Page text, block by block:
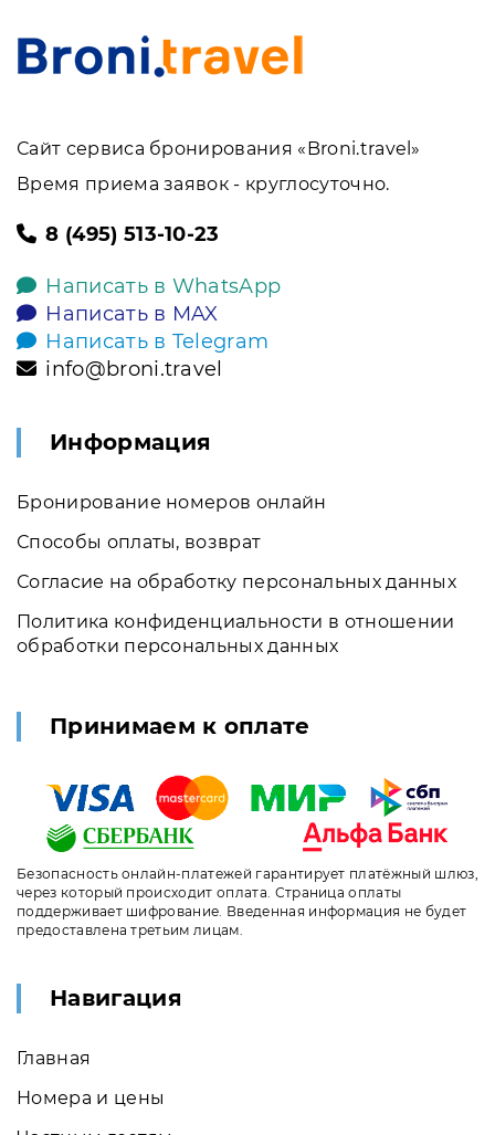
Сайт сервиса бронирования «Broni.travel»
Время приема заявок - круглосуточно.
8 (495) 513-10-23
Написать в WhatsApp
Написать в MAX
Написать в Telegram
info@broni.travel
Информация
Бронирование номеров онлайн
Способы оплаты, возврат
Согласие на обработку персональных данных
Политика конфиденциальности в отношении
обработки персональных данных
Принимаем к оплате
Безопасность онлайн-платежей гарантирует платёжный шлюз,
через который происходит оплата. Страница оплаты
поддерживает шифрование. Введенная информация не будет
предоставлена третьим лицам.
Навигация
Главная
Номера и цены